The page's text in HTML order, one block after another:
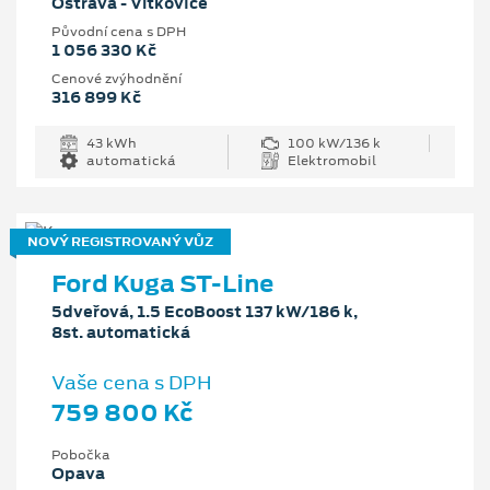
Původní cena s DPH
1 056 330 Kč
Cenové zvýhodnění
316 899 Kč
43 kWh
100 kW/136 k
automatická
Elektromobil
NOVÝ REGISTROVANÝ VŮZ
Ford Kuga ST-Line
5dveřová, 1.5 EcoBoost 137 kW/186 k,
8st. automatická
Vaše cena s DPH
759 800 Kč
Pobočka
Opava